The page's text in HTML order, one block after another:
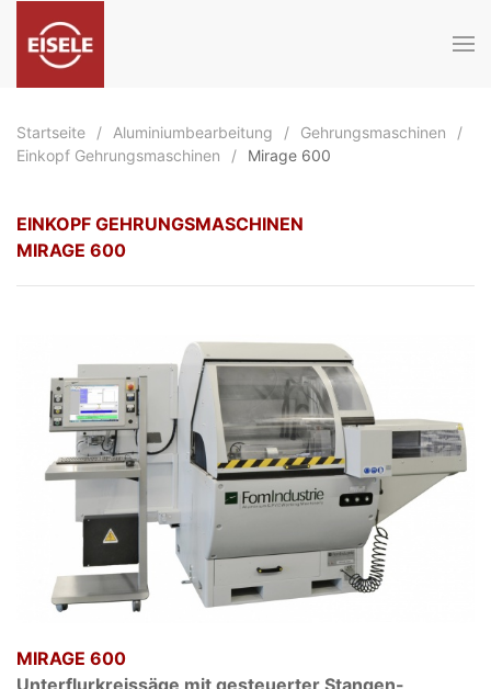
Zum Hauptinhalt springen
Startseite Aluminiumbearbeitung
Gehrungsmaschinen
Einkopf Gehrungsmaschinen
Mirage 600
EINKOPF GEHRUNGSMASCHINEN
MIRAGE 600
MIRAGE 600
Unterflurkreissäge mit gesteuerter Stangen-